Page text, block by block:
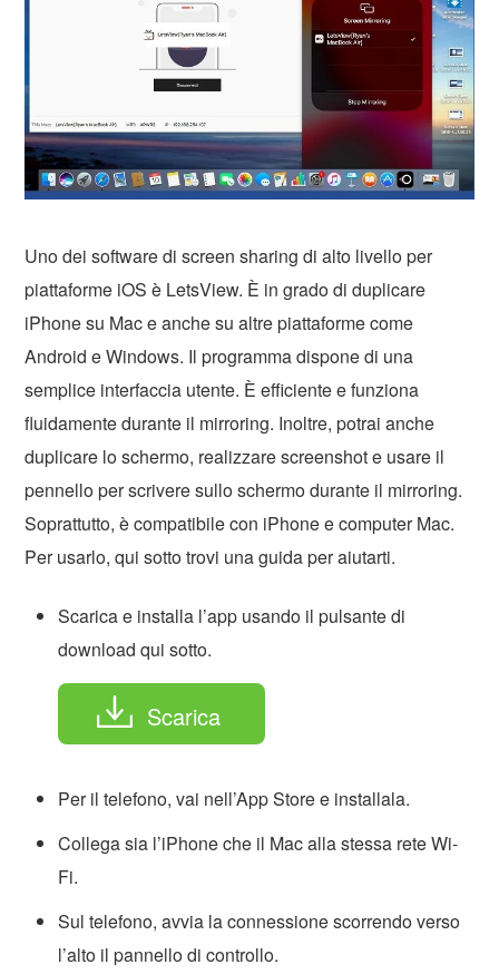
Uno dei software di screen sharing di alto livello per
piattaforme iOS è LetsView. È in grado di duplicare
iPhone su Mac e anche su altre piattaforme come
Android e Windows. Il programma dispone di una
semplice interfaccia utente. È efficiente e funziona
fluidamente durante il mirroring. Inoltre, potrai anche
duplicare lo schermo, realizzare screenshot e usare il
pennello per scrivere sullo schermo durante il mirroring.
Soprattutto, è compatibile con iPhone e computer Mac.
Per usarlo, qui sotto trovi una guida per aiutarti.
Scarica e installa l’app usando il pulsante di
download qui sotto.
Scarica
Per il telefono, vai nell’App Store e installala.
Collega sia l’iPhone che il Mac alla stessa rete Wi-
Fi.
Sul telefono, avvia la connessione scorrendo verso
l’alto il pannello di controllo.